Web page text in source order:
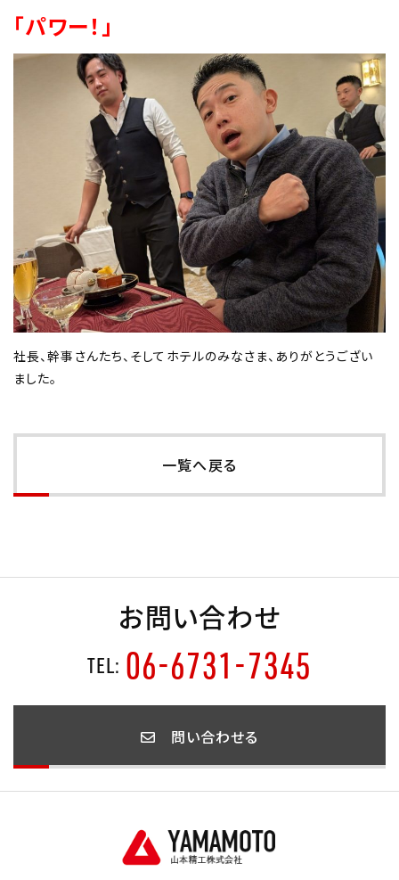
「パワー！」
社長、幹事さんたち、そしてホテルのみなさま、ありがとうござい
ました。
一覧へ戻る
お問い合わせ
TEL: 06-6731-7345
問い合わせる